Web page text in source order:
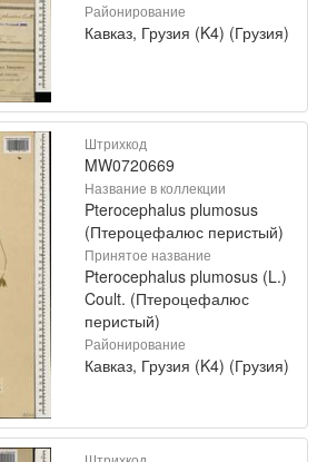
Районирование
Кавказ, Грузия (K4) (Грузия)
Штрихкод
MW0720669
Название в коллекции
Pterocephalus plumosus
(Птероцефалюс перистый)
Принятое название
Pterocephalus plumosus (L.)
Coult. (Птероцефалюс
перистый)
Районирование
Кавказ, Грузия (K4) (Грузия)